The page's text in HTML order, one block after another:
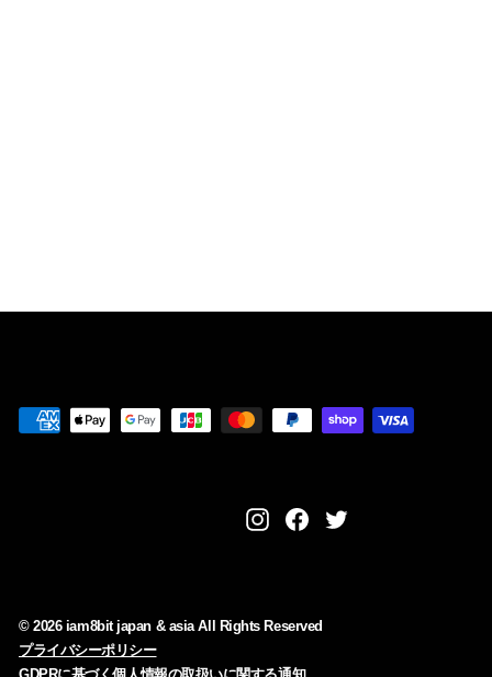
Instagram
Facebook
Twitter
© 2026 iam8bit japan & asia All Rights Reserved
プライバシーポリシー